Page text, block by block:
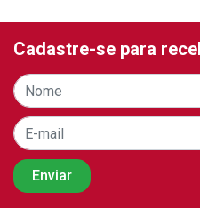
Cadastre-se para